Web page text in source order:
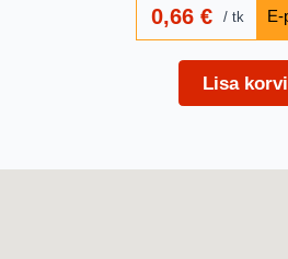
0,66€ tk
Lisa korvi